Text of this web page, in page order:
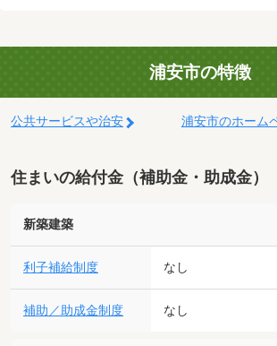
浦安市の特徴
公共サービスや治安 浦安市のホーム
住まいの給付金（補助金・助成金）
新築建築
利子補給制度 なし
補助／助成金制度 なし